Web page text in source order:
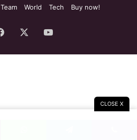
Team World Tech Buy now!
Facebook YouTube
CLOSE X